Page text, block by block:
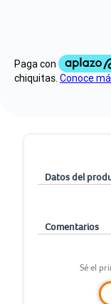
Datos del
Comentarios
Sé el